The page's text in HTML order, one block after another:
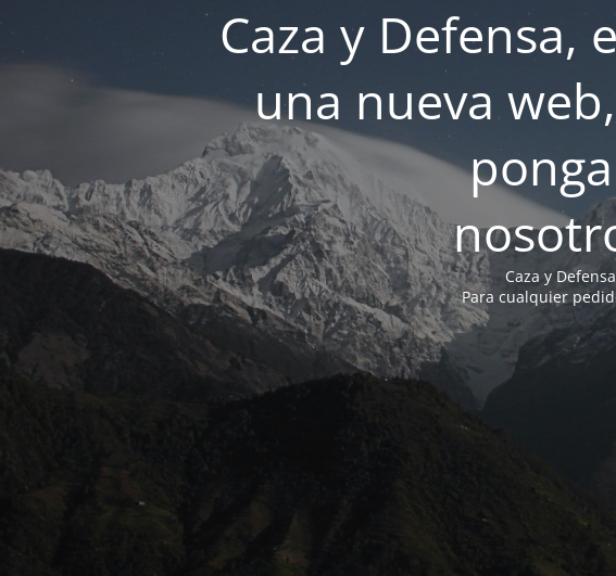
Caza y Defensa,
una nueva
Caza y
Para cualquier